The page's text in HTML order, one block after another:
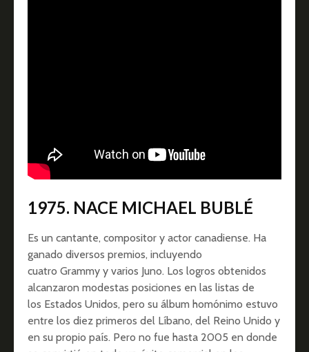
1975. NACE MICHAEL BUBLÉ
Es un cantante, compositor y actor canadiense. Ha
ganado diversos premios, incluyendo
cuatro Grammy y varios Juno. Los logros obtenidos
alcanzaron modestas posiciones en las listas de
los Estados Unidos, pero su álbum homónimo estuvo
entre los diez primeros del Líbano, del Reino Unido y
en su propio país. Pero no fue hasta 2005 en donde